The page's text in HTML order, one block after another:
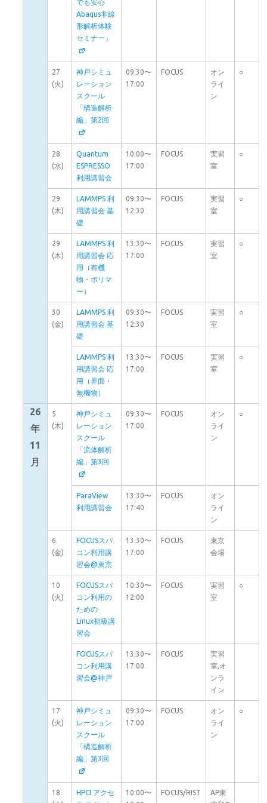
でも安心
Abaqus非線
形解析体験
セミナー」
27
(火)
神戸シミュ
レーション
スクール
「構造解析
編」第2回
09:30〜
17:00
FOCUS
オン
ライ
ン
○
28
(水)
Quantum
ESPRESSO
利用講習会
10:00〜
17:00
FOCUS
実習
室
○
29
(木)
LAMMPS 利
用講習会 基
礎
09:30〜
12:30
FOCUS
実習
室
○
29
(木)
LAMMPS 利
用講習会 応
用（有機
物・ポリマ
ー）
13:30〜
17:00
FOCUS
実習
室
○
30
(金)
LAMMPS 利
用講習会 基
礎
09:30〜
12:30
FOCUS
実習
室
○
LAMMPS 利
用講習会 応
用（界面・
無機物）
13:30〜
17:00
FOCUS
実習
室
○
26
年
11
月
5
(木)
神戸シミュ
レーション
スクール
「流体解析
編」第3回
09:30〜
17:00
FOCUS
オン
ライ
ン
○
ParaView
利用講習会
13:30〜
17:40
FOCUS
オン
ライ
ン
6
(金)
FOCUSスパ
コン利用講
習会@東京
13:30〜
17:00
FOCUS
東京
会場
10
(火)
FOCUSスパ
コン利用の
ための
Linux初級講
習会
10:30〜
12:00
FOCUS
実習
室
○
FOCUSスパ
コン利用講
習会@神戸
13:30〜
17:00
FOCUS
実習
室,オ
ンラ
イン
17
(火)
神戸シミュ
レーション
スクール
「構造解析
編」第3回
09:30〜
17:00
FOCUS
オン
ライ
ン
○
18
HPCI アクセ
10:00〜
FOCUS/RIST
AP東